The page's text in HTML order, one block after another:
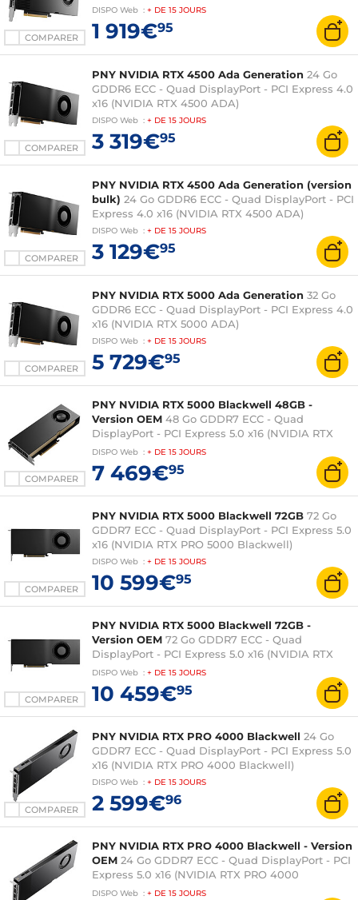
COMPARER
DISPO Web : + DE 15 JOURS
1 919€95
COMPARER
PNY NVIDIA RTX 4500 Ada Generation 24 Go
GDDR6 ECC - Quad DisplayPort - PCI Express 4.0
x16 (NVIDIA RTX 4500 ADA)
DISPO Web : + DE 15 JOURS
3 319€95
COMPARER
PNY NVIDIA RTX 4500 Ada Generation (version
bulk) 24 Go GDDR6 ECC - Quad DisplayPort - PCI
Express 4.0 x16 (NVIDIA RTX 4500 ADA)
DISPO Web : + DE 15 JOURS
3 129€95
COMPARER
PNY NVIDIA RTX 5000 Ada Generation 32 Go
GDDR6 ECC - Quad DisplayPort - PCI Express 4.0
x16 (NVIDIA RTX 5000 ADA)
DISPO Web : + DE 15 JOURS
5 729€95
COMPARER
PNY NVIDIA RTX 5000 Blackwell 48GB -
Version OEM 48 Go GDDR7 ECC - Quad
DisplayPort - PCI Express 5.0 x16 (NVIDIA RTX
PRO 5000 Blackwell)
DISPO Web : + DE 15 JOURS
7 469€95
COMPARER
PNY NVIDIA RTX 5000 Blackwell 72GB 72 Go
GDDR7 ECC - Quad DisplayPort - PCI Express 5.0
x16 (NVIDIA RTX PRO 5000 Blackwell)
DISPO Web : + DE 15 JOURS
10 599€95
COMPARER
PNY NVIDIA RTX 5000 Blackwell 72GB -
Version OEM 72 Go GDDR7 ECC - Quad
DisplayPort - PCI Express 5.0 x16 (NVIDIA RTX
PRO 5000 Blackwell)
DISPO Web : + DE 15 JOURS
10 459€95
COMPARER
PNY NVIDIA RTX PRO 4000 Blackwell 24 Go
GDDR7 ECC - Quad DisplayPort - PCI Express 5.0
x16 (NVIDIA RTX PRO 4000 Blackwell)
DISPO Web : + DE 15 JOURS
2 599€96
PNY NVIDIA RTX PRO 4000 Blackwell - Version
OEM 24 Go GDDR7 ECC - Quad DisplayPort - PCI
Express 5.0 x16 (NVIDIA RTX PRO 4000
Blackwell)
DISPO Web : + DE 15 JOURS